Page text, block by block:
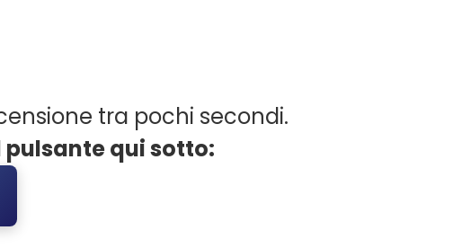
tra pochi secondi.
qui sotto: